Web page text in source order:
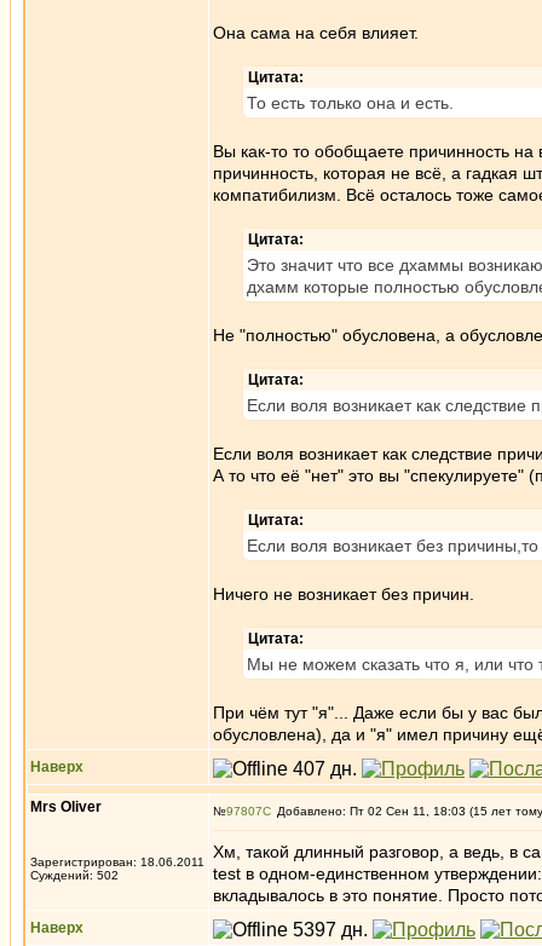
Она сама на себя влияет.
Цитата:
То есть только она и есть.
Вы как-то то обобщаете причинность на
причинность, которая не всё, а гадкая
компатибилизм. Всё осталось тоже
Цитата:
Это значит что все дхаммы
дхамм которые полностью
Не "полностью" обусловена, а
Цитата:
Если воля возникает как следствие
Если воля возникает как следствие
А то что её "нет" это вы "спекулируете"
Цитата:
Если воля возникает без
Ничего не возникает без причин.
Цитата:
Мы не можем сказать что я, или что
При чём тут "я"... Даже если бы у вас
обусловлена), да и "я" имел причину
Наверх
Mrs Oliver
Зарегистрирован: 18.06.2011
Суждений: 502
№97807 Добавлено: Пт 02 Сен 11, 18:03 (15 лет
Хм, такой длинный разговор, а ведь, в
test в одном-единственном
вкладывалось в это понятие. Просто
Наверх